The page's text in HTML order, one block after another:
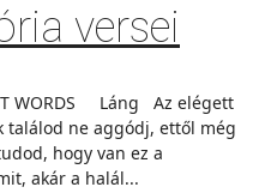
versei
WORDS Láng Az elégett
találod ne aggódj, ettől még
hogy van ez a
akár a halál...